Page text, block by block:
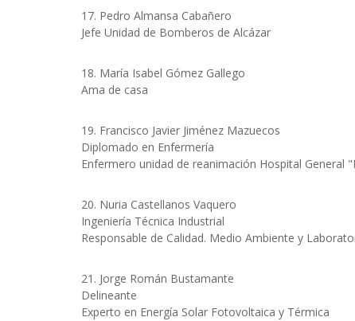
17. Pedro Almansa Cabañero
Jefe Unidad de Bomberos de Alcázar
18. María Isabel Gómez Gallego
Ama de casa
19. Francisco Javier Jiménez Mazuecos
Diplomado en Enfermería
Enfermero unidad de reanimación Hospital General
20. Nuria Castellanos Vaquero
Ingeniería Técnica Industrial
Responsable de Calidad. Medio Ambiente y
21. Jorge Román Bustamante
Delineante
Experto en Energía Solar Fotovoltaica y Térmica